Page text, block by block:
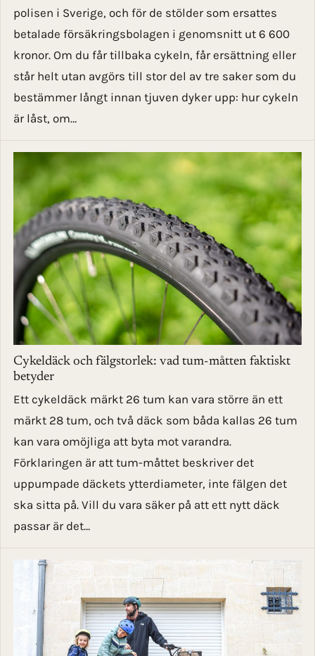
polisen i Sverige, och för de stölder som ersattes
betalade försäkringsbolagen i genomsnitt ut 6 600
kronor. Om du får tillbaka cykeln, får ersättning eller
står helt utan avgörs till stor del av tre saker som du
bestämmer långt innan tjuven dyker upp: hur cykeln
är låst, om…
Cykeldäck och fälgstorlek: vad tum-måtten faktiskt
betyder
Ett cykeldäck märkt 26 tum kan vara större än ett
märkt 28 tum, och två däck som båda kallas 26 tum
kan vara omöjliga att byta mot varandra.
Förklaringen är att tum-måttet beskriver det
uppumpade däckets ytterdiameter, inte fälgen det
ska sitta på. Vill du vara säker på att ett nytt däck
passar är det…